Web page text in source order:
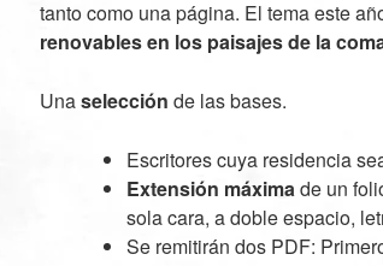
tanto como una página. El tema este
renovables en los paisajes de la
Unaselección de las bases.
Escritores cuya residencia
Extensión máximade un
sola cara, a doble espacio,
Se remitirán dos PDF: